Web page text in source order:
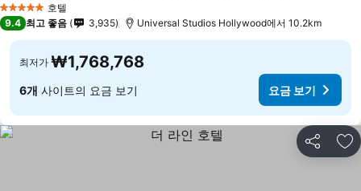
5 성급 호텔
9.4 최고 좋음 3,935 Universal Studios Hollywood에서 10.2km
최저가 ₩1,768,768
6개 사이트의 요금 보기 요금 보기
공유 즐